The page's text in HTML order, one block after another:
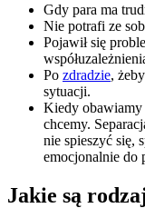
Gdy para ma
Nie potrafi ze
Pojawił się
Po zdradzie,
sytuacji.
Kiedy obawiamy
chcemy.
nie spieszyć się,
emocjonalnie do
Jakie są